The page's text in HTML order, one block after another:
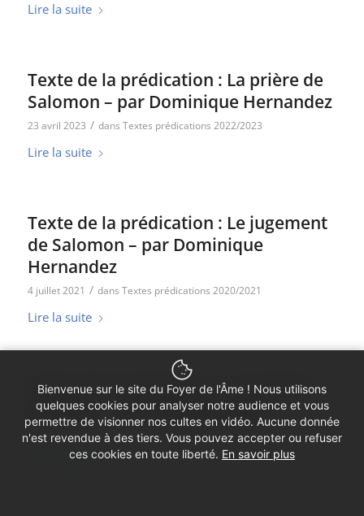
Lire la suite
Texte de la prédication : La prière de
Salomon – par Dominique Hernandez
23 avril 2023 / dans Textes prédications 2022/2023
Lire la suite
Texte de la prédication : Le jugement
de Salomon – par Dominique
Hernandez
4 juillet 2021 / dans Textes prédications 2020/2021
Lire la suite
Texte de la prédication : Il s’est fait
serviteur – par Philippe Vollot
15 mars 2020 / dansTextes prédications 2019/2020
Lire la suite
Bienvenue sur le site du Foyer de l'Âme ! Nous utilisons
quelques cookies pour analyser notre audience et vous
permettre de visionner nos cultes en vidéo. Aucune donnée
n'est revendue à des tiers. Vous pouvez accepter ou refuser
ces cookies en toute liberté. En savoir plus